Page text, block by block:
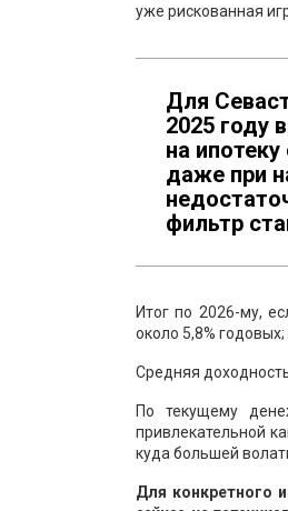
уже рискованная
Для
2025 году
на
даже при
фильтр
Итог по 2026-му,
около 5,8%
Средняя
По текущему
привлекательной
куда большей
Для конкретного